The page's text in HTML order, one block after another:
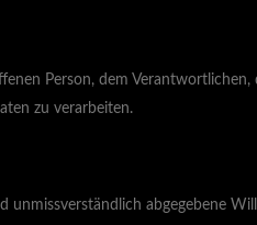
Person, dem
zu verarbeiten.
abgegebene